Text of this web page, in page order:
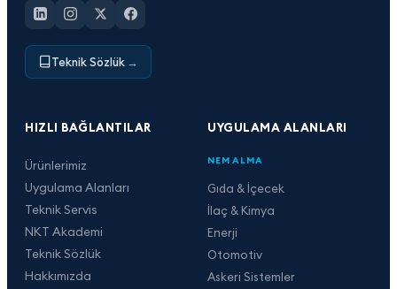
Teknik Sözlük →
HIZLI BAĞLANTILAR
Ürünlerimiz
Uygulama Alanları
Teknik Servis
NKT Akademi
Teknik Sözlük
Hakkımızda
UYGULAMA ALANLARI
NEM ALMA
Gıda & İçecek
İlaç & Kimya
Enerji
Otomotiv
Askeri Sistemler